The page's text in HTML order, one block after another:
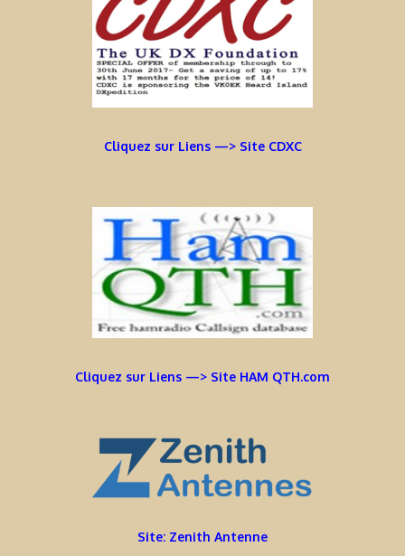
Cliquez sur Liens —> Site CDXC
Cliquez sur Liens —> Site HAM QTH.com
Site: Zenith Antenne